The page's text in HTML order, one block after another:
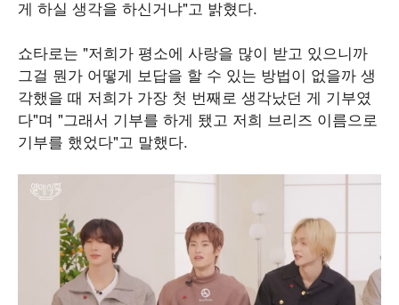
게 하실 생각을 하신거냐"고 밝혔다.
쇼타로는 "저희가 평소에 사랑을 많이 받고 있으니까
그걸 뭔가 어떻게 보답을 할 수 있는 방법이 없을까 생
각했을 때 저희가 가장 첫 번째로 생각났던 게 기부였
다"며 "그래서 기부를 하게 됐고 저희 브리즈 이름으로
기부를 했었다"고 말했다.